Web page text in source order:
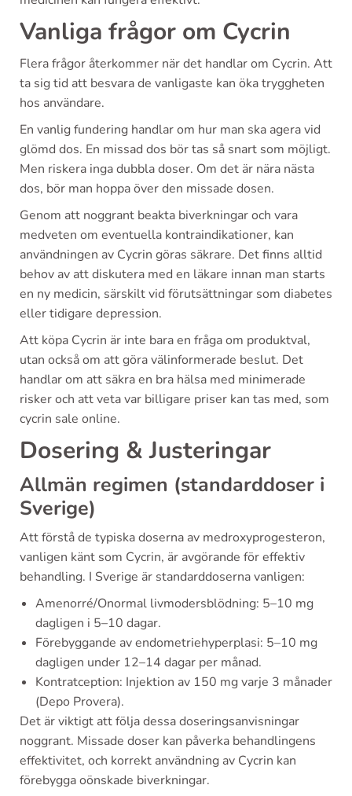
Vanliga frågor om Cycrin
Flera frågor återkommer när det handlar om Cycrin. Att
ta sig tid att besvara de vanligaste kan öka tryggheten
hos användare.
En vanlig fundering handlar om hur man ska agera vid
glömd dos. En missad dos bör tas så snart som möjligt.
Men riskera inga dubbla doser. Om det är nära nästa
dos, bör man hoppa över den missade dosen.
Genom att noggrant beakta biverkningar och vara
medveten om eventuella kontraindikationer, kan
användningen av Cycrin göras säkrare. Det finns alltid
behov av att diskutera med en läkare innan man starts
en ny medicin, särskilt vid förutsättningar som diabetes
eller tidigare depression.
Att köpa Cycrin är inte bara en fråga om produktval,
utan också om att göra välinformerade beslut. Det
handlar om att säkra en bra hälsa med minimerade
risker och att veta var billigare priser kan tas med, som
cycrin sale online.
Dosering & Justeringar
Allmän regimen (standarddoser i
Sverige)
Att förstå de typiska doserna av medroxyprogesteron,
vanligen känt som Cycrin, är avgörande för effektiv
behandling. I Sverige är standarddoserna vanligen:
Amenorré/Onormal livmodersblödning: 5–10 mg
dagligen i 5–10 dagar.
Förebyggande av endometriehyperplasi: 5–10 mg
dagligen under 12–14 dagar per månad.
Kontratception: Injektion av 150 mg varje 3 månader
(Depo Provera).
Det är viktigt att följa dessa doseringsanvisningar
noggrant. Missade doser kan påverka behandlingens
effektivitet, och korrekt användning av Cycrin kan
förebygga oönskade biverkningar.